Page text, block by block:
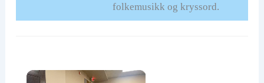
folkemusikk og kryssord.
×